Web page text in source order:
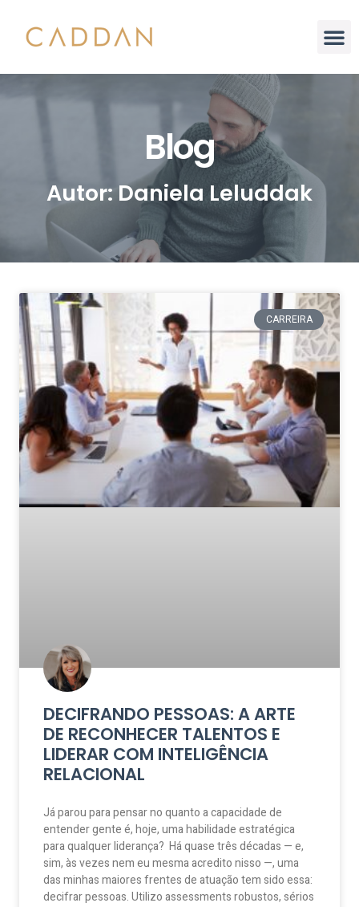
Blog
Autor:Daniela Leluddak
CARREIRA
DECIFRANDO PESSOAS: A ARTE
DE RECONHECER TALENTOS E
LIDERAR COM INTELIGÊNCIA
RELACIONAL
Já parou para pensar no quanto a capacidade de
entender gente é, hoje, uma habilidade estratégica
para qualquer liderança? Há quase três décadas — e,
sim, às vezes nem eu mesma acredito nisso —, uma
das minhas maiores frentes de atuação tem sido essa:
decifrar pessoas. Utilizo assessments robustos, sérios